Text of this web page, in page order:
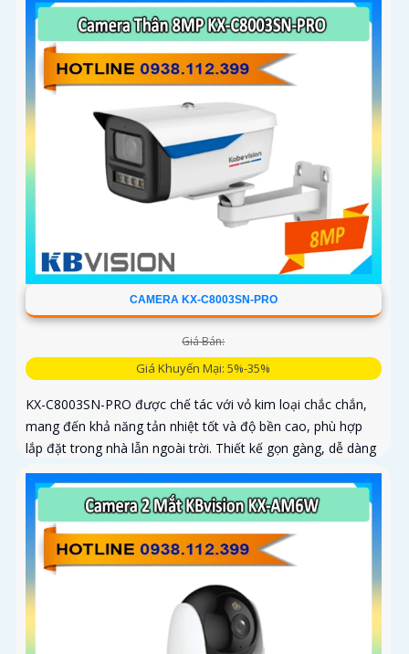
được luôn mượt mà, màu sắc chân thực và chi tiết rõ nét,
ngay cả trong môi trường ánh sáng yếu hoặc ánh sáng
phức tạp như ngược sáng hoặc chói nắng
CAMERA KX-C8003SN-PRO
Giá Bán:
Giá Khuyến Mại: 5%-35%
KX-C8003SN-PRO được chế tác với vỏ kim loại chắc chắn,
mang đến khả năng tản nhiệt tốt và độ bền cao, phù hợp
lắp đặt trong nhà lẫn ngoài trời. Thiết kế gọn gàng, dễ dàng
thi công, tiết kiệm thời gian và chi phí cho người dùng